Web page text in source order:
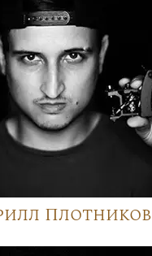
Плотников